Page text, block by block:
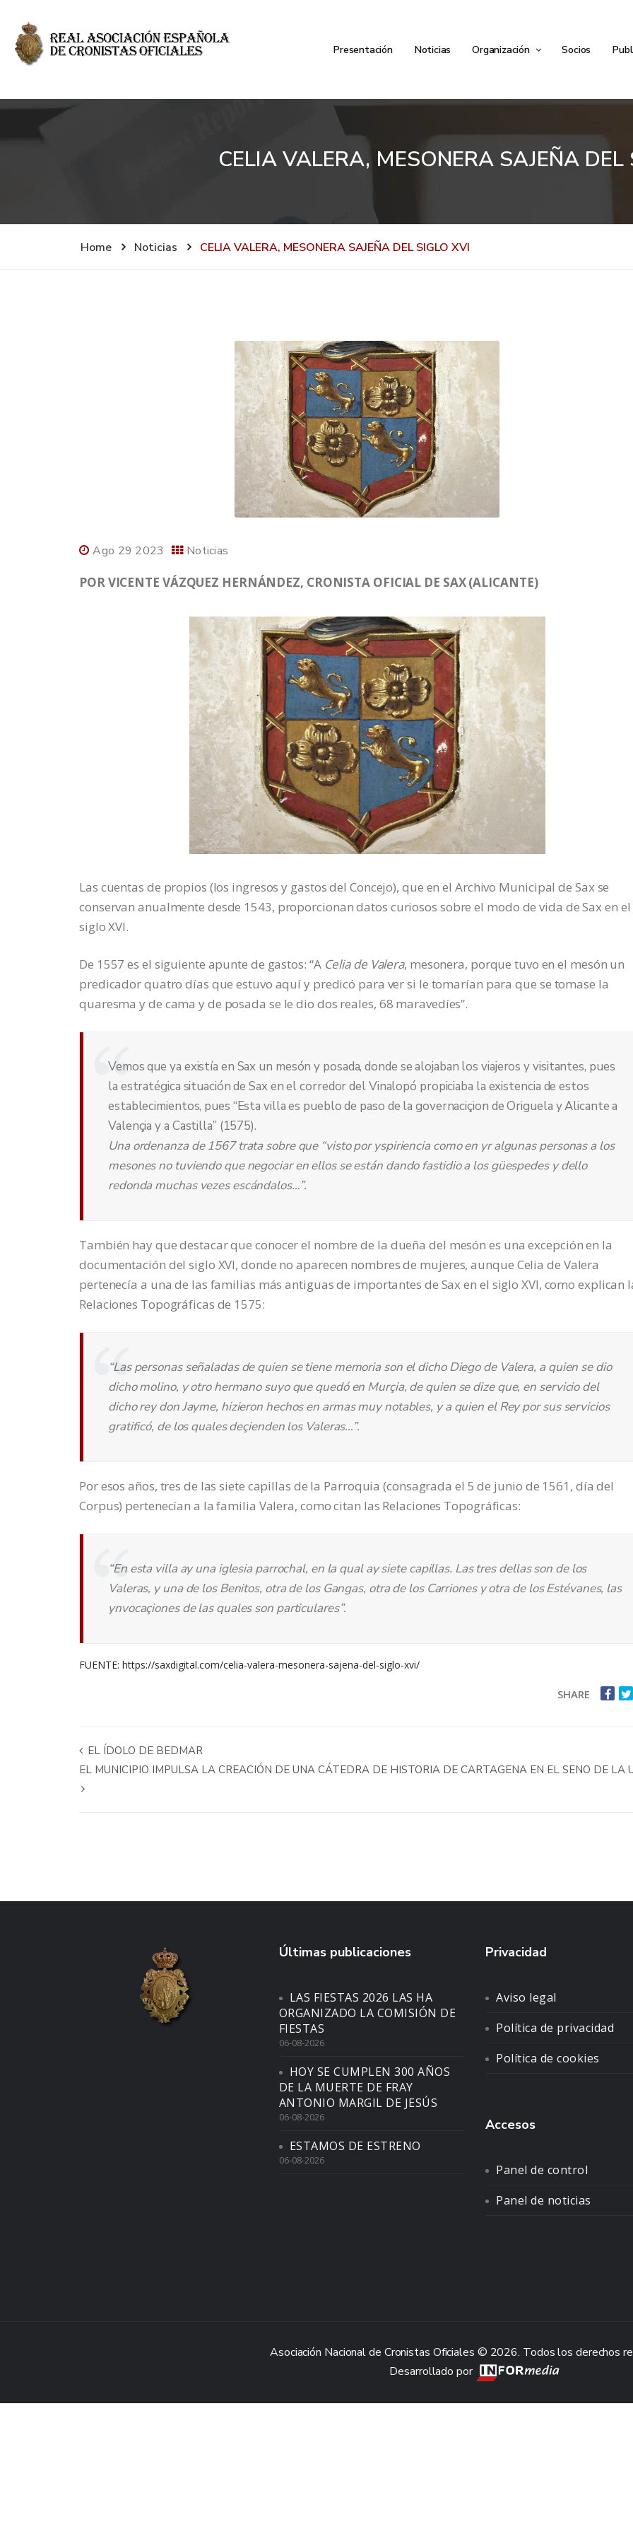
Presentación Noticias Organización Socios
CELIA VALERA, MESONERA SAJEÑA DEL
Home Noticias CELIA VALERA, MESONERA SAJEÑA DEL SIGLO XVI
Ago 29 2023 Noticias
POR VICENTE VÁZQUEZ HERNÁNDEZ, CRONISTA OFICIAL DE SAX (ALICANTE)
Las cuentas de propios (los ingresos y gastos del Concejo), que en el Archivo Municipal de Sax se
conservan anualmente desde 1543, proporcionan datos curiosos sobre el modo de vida de Sax en el
siglo XVI.
De 1557 es el siguiente apunte de gastos: “A Celia de Valera, mesonera, porque tuvo en el mesón un
predicador quatro días que estuvo aquí y predicó para ver si le tomarían para que se tomase la
quaresma y de cama y de posada se le dio dos reales, 68 maravedíes”.
Vemos que ya existía en Sax un mesón y posada, donde se alojaban los viajeros y visitantes, pues
la estratégica situación de Sax en el corredor del Vinalopó propiciaba la existencia de estos
establecimientos, pues “Esta villa es pueblo de paso de la governaciçion de Origuela y Alicante a
Valençia y a Castilla” (1575).
Una ordenanza de 1567 trata sobre que “visto por yspiriencia como en yr algunas personas a los
mesones no tuviendo que negociar en ellos se están dando fastidio a los güespedes y dello
redonda muchas vezes escándalos…”.
También hay que destacar que conocer el nombre de la dueña del mesón es una excepción en la
documentación del siglo XVI, donde no aparecen nombres de mujeres, aunque Celia de Valera
pertenecía a una de las familias más antiguas de importantes de Sax en el siglo XVI, como explican
Relaciones Topográficas de 1575:
“Las personas señaladas de quien se tiene memoria son el dicho Diego de Valera, a quien se dio
dicho molino, y otro hermano suyo que quedó en Murçia, de quien se dize que, en servicio del
dicho rey don Jayme, hizieron hechos en armas muy notables, y a quien el Rey por sus servicios
gratificó, de los quales deçienden los Valeras…”.
Por esos años, tres de las siete capillas de la Parroquia (consagrada el 5 de junio de 1561, día del
Corpus) pertenecían a la familia Valera, como citan las Relaciones Topográficas:
“En esta villa ay una iglesia parrochal, en la qual ay siete capillas. Las tres dellas son de los
Valeras, y una de los Benitos, otra de los Gangas, otra de los Carriones y otra de los Estévanes, las
ynvocaçiones de las quales son particulares”.
FUENTE: https://saxdigital.com/celia-valera-mesonera-sajena-del-siglo-xvi/
SHARE
EL ÍDOLO DE BEDMAR
EL MUNICIPIO IMPULSA LA CREACIÓN DE UNA CÁTEDRA DE HISTORIA DE CARTAGENA EN EL SENO DE LA
Últimas publicaciones
LAS FIESTAS 2026 LAS HA
ORGANIZADO LA COMISIÓN DE
FIESTAS
06-08-2026
HOY SE CUMPLEN 300 AÑOS
DE LA MUERTE DE FRAY
ANTONIO MARGIL DE JESÚS
06-08-2026
ESTAMOS DE ESTRENO
06-08-2026
Privacidad
Aviso legal
Política de privacidad
Política de cookies
Accesos
Panel de control
Panel de noticias
Asociación Nacional de Cronistas Oficiales © 2026. Todos los derechos
Desarrollado por